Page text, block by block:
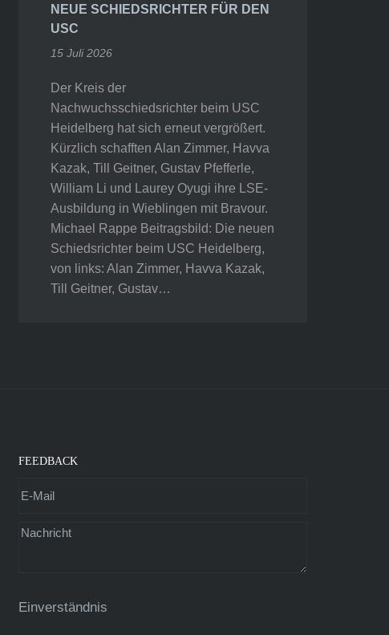
NEUE SCHIEDSRICHTER FÜR DEN
USC
15 Juli 2026
Der Kreis der
Nachwuchsschiedsrichter beim USC
Heidelberg hat sich erneut vergrößert.
Kürzlich schafften Alan Zimmer, Havva
Kazak, Till Geitner, Gustav Pfefferle,
William Li und Laurey Oyugi ihre LSE-
Ausbildung in Wieblingen mit Bravour.
Michael Rappe Beitragsbild: Die neuen
Schiedsrichter beim USC Heidelberg,
von links: Alan Zimmer, Havva Kazak,
Till Geitner, Gustav…
FEEDBACK
Einverständnis